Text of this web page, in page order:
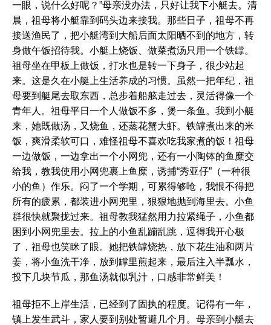
一眼，说什么好呢？”母亲没办法，只好让我下小艇去。清
晨，祖母将小艇靠到码头边来接我。那些日子，祖母不再
接送渔民了，把小艇湾到大船后面太阳晒不到的地方，转
身做午饭招待我。小艇上烧饭、做菜煮汤只用一个铁罉。
祖母坐在甲板上做饭，打水也是转一下身子，很少站起
来。这是久在小艇上生活养成的习惯。虽然一把年纪，祖
母要到艇尾去取东西，总步着船舷走过去，灵活得像一个
青年人。祖母平日一个人做饭不多，煲一条鱼。我到小艇
来，她既做汤，又烧鱼，还蒸花蟹大虾。铁罉煮出来的米
饭，爽滑柔软可口，难怪祖母不喜欢吃我家煮的饭！祖母
一边做饭，一边拿出一个小网兜，还有一小陶钵的鱼糜交
给我，教我使用小网兜裹上鱼糜，诱捕“秀亚仔”（一种很
小的鱼）作乐。闷了一个学期，可累得够呛，我恨不得把
所有的疲累，都装进小网兜里，狠狠地抛到海里去。小鱼
群很快就聚拢过来。祖母教我猛然用力拉紧绳子，小鱼都
困到小网兜里去。拉上的小鱼乱蹦乱跳，逗得我开心极
了，祖母也笑眯了眼。她把铁罉烧热，放下花生油和两片
姜，将小鱼洗干净，放到罉里煎起来，最后注入半瓢水，
投下几块节瓜，那鱼汤就似乳汁，口感非常鲜美！
祖母拒不上岸生活，已经到了固执的程度。记得有一年，
镇上发生武斗，家人要到别处暂避几个月。母亲到小艇去